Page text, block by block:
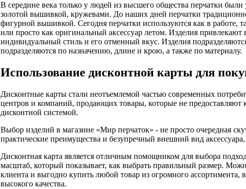
В середине века только у людей из высшего общества перчатки
золотой вышивкой, кружевами. До наших дней перчатки
фигурной вышивкой. Сегодня перчатки используются как в работе,
или просто как оригинальный аксессуар летом. Изделия
индивидуальный стиль и его отменный вкус. Изделия
подразделяются по назначению, длине и крою, а также по материалу.
Использование дисконтной карты для
Дисконтные карты стали неотъемлемой частью современных
центров и компаний, продающих товары, которые не предоставляют
дисконтной системой.
Выбор изделий в магазине «Мир перчаток» - не просто очередная
практические преимущества и безупречный внешний вид
Дисконтная карта является отличным помощником для выбора
масштаб, который показывает, как выбрать правильный размер.
клиента и выгодно купить любой товар из огромного
высокого качества.